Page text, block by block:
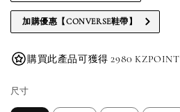
加購優惠【CONVERSE鞋帶】
購買此產品可獲得 2980 KZPOINT
尺寸